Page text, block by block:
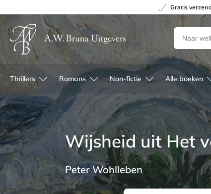
Gratis
Zoeken
naar
boeken,
auteurs
en
uitgevers
Thrillers Romans Non-fictie Alle boeken
Wijsheid uit Het
Peter Wohlleben